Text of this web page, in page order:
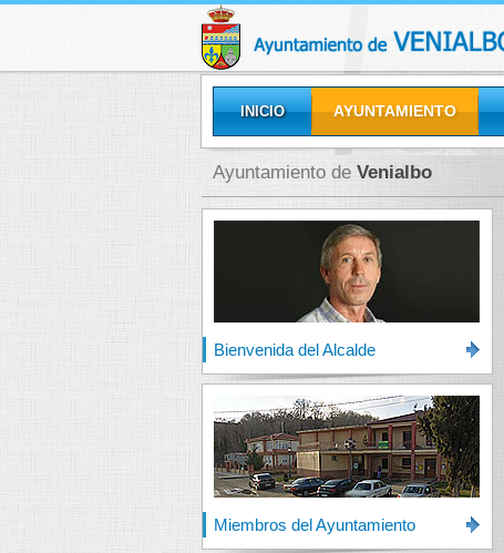
INICIO AYUNTAMIENTO
GALERÍAS
Ayuntamiento de Venialbo
Bienvenida del Alcalde
Miembros del Ayuntamiento